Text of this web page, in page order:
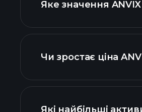
Яке значення
розширеній
Чи зростає ціна
Які найбільші